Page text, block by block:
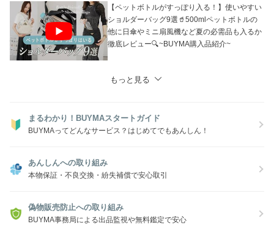
【ペットボトルがすっぽり入る！】使いやすい
ショルダーバッグ9選🥤500mlペットボトルの
他に日傘やミニ扇風機など夏の必需品も入るか
徹底レビュー🔍~BUYMA購入品紹介~
もっと見る
まるわかり！BUYMAスタートガイド
BUYMAってどんなサービス？はじめてでもあんしん！
あんしんへの取り組み
本物保証・不良交換・紛失補償で安心取引
偽物販売防止への取り組み
BUYMA事務局による出品監視や無料鑑定で安心